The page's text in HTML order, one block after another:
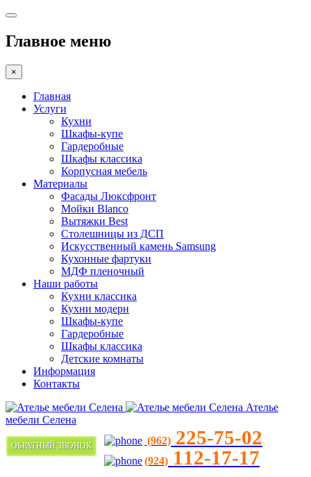
Главное меню
×
Главная
Услуги
Кухни
Шкафы-купе
Гардеробные
Шкафы классика
Корпусная мебель
Материалы
Фасады Люксфронт
Мойки Blanco
Вытяжки Best
Столешницы из ДСП
Искусственный камень Samsung
Кухонные фартуки
МДФ пленочный
Наши работы
Кухни классика
Кухни модерн
Шкафы-купе
Гардеробные
Шкафы классика
Детские комнаты
Информация
Контакты
Ателье
мебели Селена
ОБРАТНЫЙ ЗВОНОК (962) 225-75-02
(924) 112-17-17